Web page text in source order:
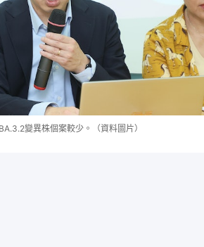
變異株個案較少。（資料圖片）